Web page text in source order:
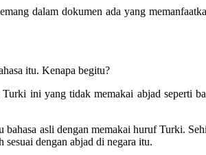
dalam dokumen ada yang
itu. Kenapa begitu?
ini yang tidak memakai abjad seperti
asli dengan memakai huruf Turki.
dengan abjad di negara itu.